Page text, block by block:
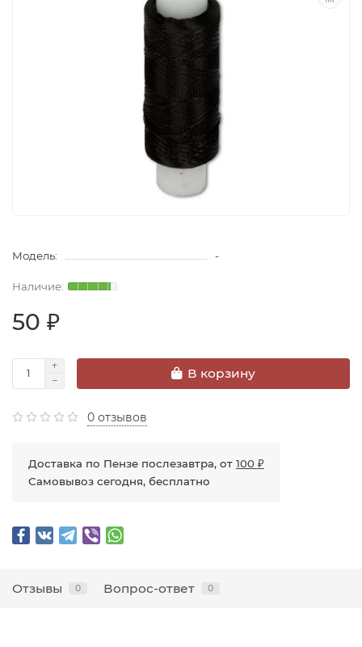
Модель: -
50 ₽
В корзину
0 отзывов
Доставка по Пензе послезавтра, от 100 ₽
Самовывоз сегодня, бесплатно
Отзывы 0 Вопрос-ответ 0